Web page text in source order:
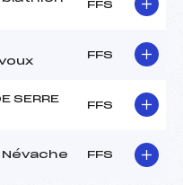
FFS
FFS
SERRE
FFS
Névache FFS